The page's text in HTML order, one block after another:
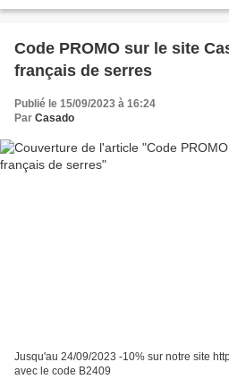
Code PROMO sur le site
français de serres
Publié le 15/09/2023 à 16:24
Par Casado
Jusqu'au 24/09/2023 -10% sur notre site
avec le code B2409